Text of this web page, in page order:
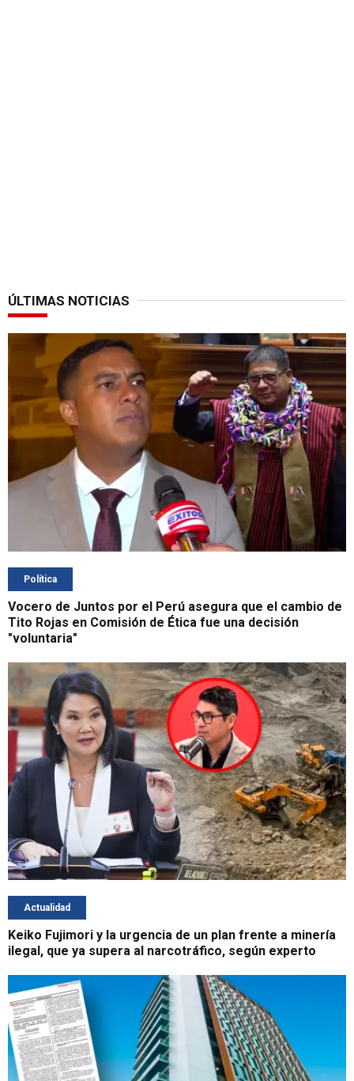
ÚLTIMAS NOTICIAS
Política
Vocero de Juntos por el Perú asegura que el cambio de
Tito Rojas en Comisión de Ética fue una decisión
"voluntaria"
Actualidad
Keiko Fujimori y la urgencia de un plan frente a minería
ilegal, que ya supera al narcotráfico, según experto